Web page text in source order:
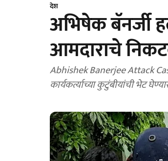
देश
अभिषेक बॅनर्जी
आमदाराचे
Abhishek Banerjee Attack
कार्यकर्त्याच्या कुटुंबीयांची भेट